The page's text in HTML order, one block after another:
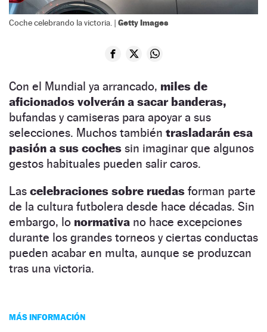
Coche celebrando la victoria. | Getty Images
Con el Mundial ya arrancado, miles de
aficionados volverán a sacar banderas,
bufandas y camiseras para apoyar a sus
selecciones. Muchos también trasladarán esa
pasión a sus coches sin imaginar que algunos
gestos habituales pueden salir caros.
Las celebraciones sobre ruedas forman parte
de la cultura futbolera desde hace décadas. Sin
embargo, lo normativa no hace excepciones
durante los grandes torneos y ciertas conductas
pueden acabar en multa, aunque se produzcan
tras una victoria.
MÁS INFORMACIÓN